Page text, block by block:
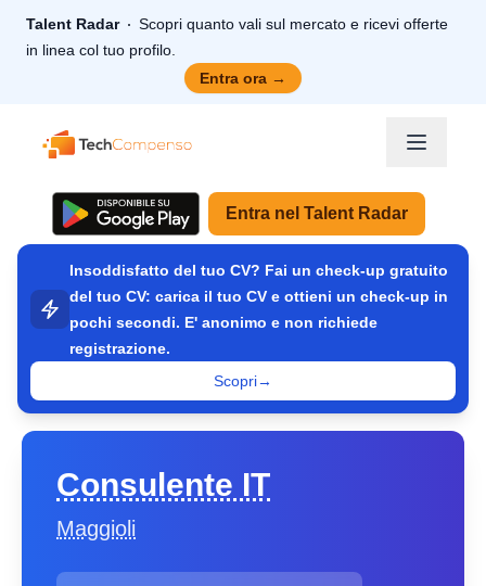
Talent Radar
Scopri quanto vali sul mercato e ricevi offerte
in linea col tuo profilo.
Entra ora →
TechCompenso
Entra nel Talent Radar
Insoddisfatto del tuo CV? Fai un check-up gratuito
del tuo CV: carica il tuo CV e ottieni un check-up in
pochi secondi. E' anonimo e non richiede
registrazione.
Scopri→
Consulente IT
Maggioli